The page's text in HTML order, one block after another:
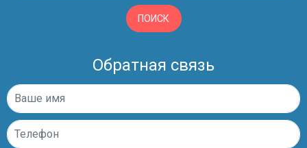
ПОИСК
Обратная связь